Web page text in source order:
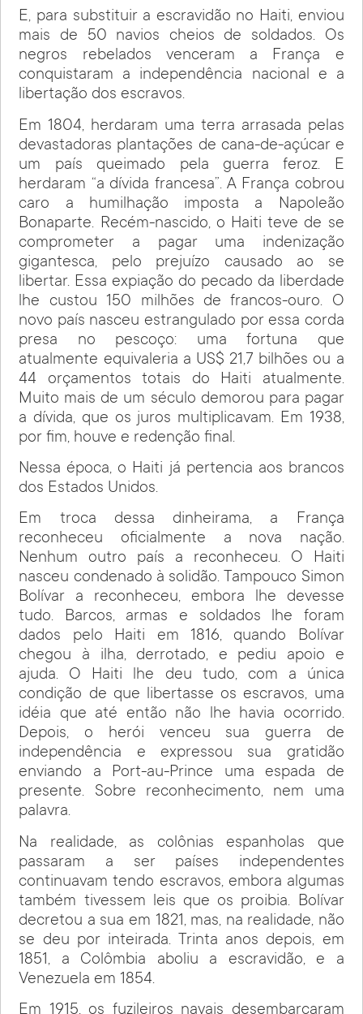
E, para substituir a escravidão no Haiti, enviou
mais de 50 navios cheios de soldados. Os
negros rebelados venceram a França e
conquistaram a independência nacional e a
libertação dos escravos.
Em 1804, herdaram uma terra arrasada pelas
devastadoras plantações de cana-de-açúcar e
um país queimado pela guerra feroz. E
herdaram “a dívida francesa”. A França cobrou
caro a humilhação imposta a Napoleão
Bonaparte. Recém-nascido, o Haiti teve de se
comprometer a pagar uma indenização
gigantesca, pelo prejuízo causado ao se
libertar. Essa expiação do pecado da liberdade
lhe custou 150 milhões de francos-ouro. O
novo país nasceu estrangulado por essa corda
presa no pescoço: uma fortuna que
atualmente equivaleria a US$ 21,7 bilhões ou a
44 orçamentos totais do Haiti atualmente.
Muito mais de um século demorou para pagar
a dívida, que os juros multiplicavam. Em 1938,
por fim, houve e redenção final.
Nessa época, o Haiti já pertencia aos brancos
dos Estados Unidos.
Em troca dessa dinheirama, a França
reconheceu oficialmente a nova nação.
Nenhum outro país a reconheceu. O Haiti
nasceu condenado à solidão. Tampouco Simon
Bolívar a reconheceu, embora lhe devesse
tudo. Barcos, armas e soldados lhe foram
dados pelo Haiti em 1816, quando Bolívar
chegou à ilha, derrotado, e pediu apoio e
ajuda. O Haiti lhe deu tudo, com a única
condição de que libertasse os escravos, uma
idéia que até então não lhe havia ocorrido.
Depois, o herói venceu sua guerra de
independência e expressou sua gratidão
enviando a Port-au-Prince uma espada de
presente. Sobre reconhecimento, nem uma
palavra.
Na realidade, as colônias espanholas que
passaram a ser países independentes
continuavam tendo escravos, embora algumas
também tivessem leis que os proibia. Bolívar
decretou a sua em 1821, mas, na realidade, não
se deu por inteirada. Trinta anos depois, em
1851, a Colômbia aboliu a escravidão, e a
Venezuela em 1854.